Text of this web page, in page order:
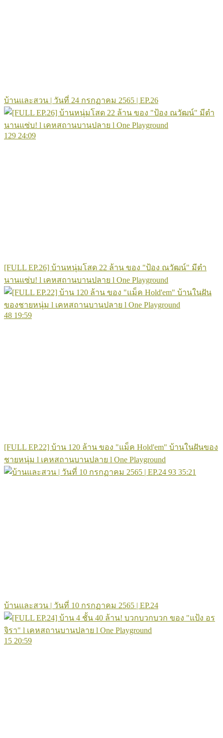
บ้านและสวน | วันที่ 24 กรกฏาคม 2565 | EP.26
129 24:09
[FULL EP.26] บ้านหนุ่มโสด 22 ล้าน ของ "ป้อง ณวัฒน์" มีตำ
นานแซ่บ! l เคหสถานบานปลาย l One Playground
48 19:59
[FULL EP.22] บ้าน 120 ล้าน ของ "แม็ค Hold'em" บ้านในฝันของ
ชายหนุ่ม l เคหสถานบานปลาย l One Playground
93 35:21
บ้านและสวน | วันที่ 10 กรกฏาคม 2565 | EP.24
15 20:59